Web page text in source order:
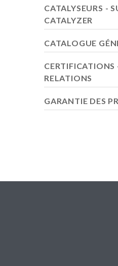
CATALYSEURS -
CATALYZER
CATALOGUE
CERTIFICATIONS
RELATIONS
GARANTIE DES